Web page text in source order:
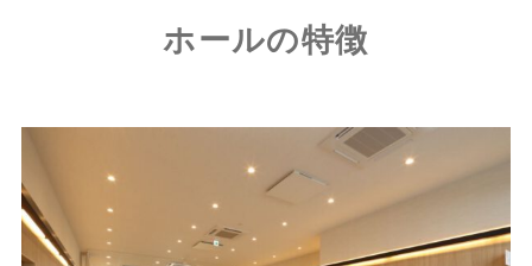
ホールの特徴